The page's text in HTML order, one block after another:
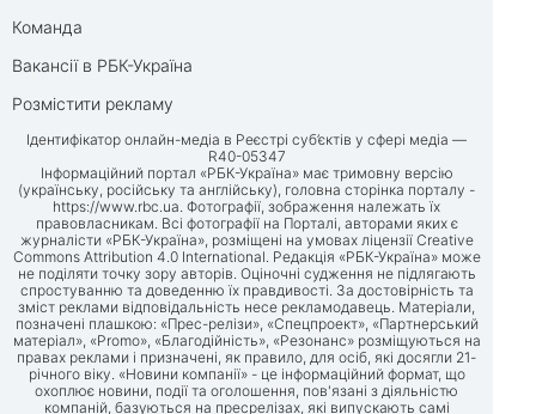
Команда
Вакансії в РБК-Україна
Розмістити рекламу
Ідентифікатор онлайн-медіа в Реєстрі суб’єктів у сфері медіа —
R40-05347
Інформаційний портал «РБК-Україна» має тримовну версію
(українську, російську та англійську), головна сторінка порталу -
https://www.rbc.ua. Фотографії, зображення належать їх
правовласникам. Всі фотографії на Порталі, авторами яких є
журналісти «РБК-Україна», розміщені на умовах ліцензії Creative
Commons Attribution 4.0 International. Редакція «РБК-Україна» може
не поділяти точку зору авторів. Оціночні судження не підлягають
спростуванню та доведенню їх правдивості. За достовірність та
зміст реклами відповідальність несе рекламодавець. Матеріали,
позначені плашкою: «Прес-релізи», «Спецпроект», «Партнерський
матеріал», «Promo», «Благодійність», «Резонанс» розміщуються на
правах реклами і призначені, як правило, для осіб, які досягли 21-
річного віку. «Новини компанії» - це інформаційний формат, що
охоплює новини, події та оголошення, пов'язані з діяльністю
компаній, базуються на пресрелізах, які випускають самі